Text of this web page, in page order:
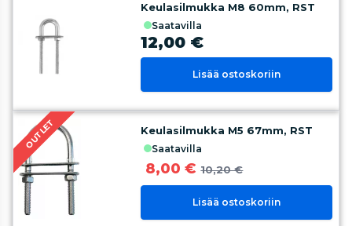
Keulasilmukka M8 60mm, RST
saatavilla
12,00 €
Lisää ostoskoriin
OUTLET Keulasilmukka M5 67mm, RST
saatavilla
8,00 € 10,20 €
Lisää ostoskoriin